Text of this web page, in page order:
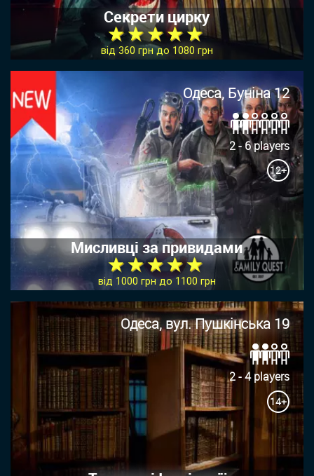
Секрети цирку
★ ★ ★ ★ ★
від 360 грн до 1080 грн
Одеса, Буніна 12
2 - 6 players
12+
Мисливці за привидами
★ ★ ★ ★ ★
від 1000 грн до 1100 грн
Одеса, вул. Пушкінська 19
2 - 4 players
14+